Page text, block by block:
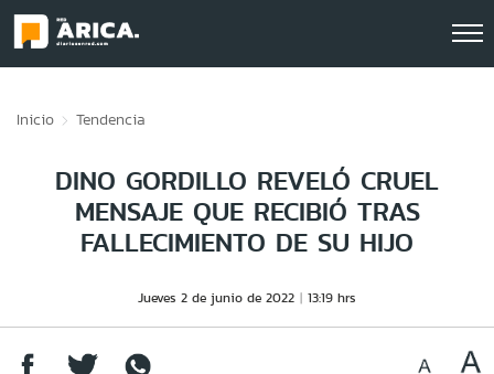
Inicio Tendencia
DINO GORDILLO REVELÓ CRUEL
MENSAJE QUE RECIBIÓ TRAS
FALLECIMIENTO DE SU HIJO
Jueves 2 de junio de 2022 13:19 hrs